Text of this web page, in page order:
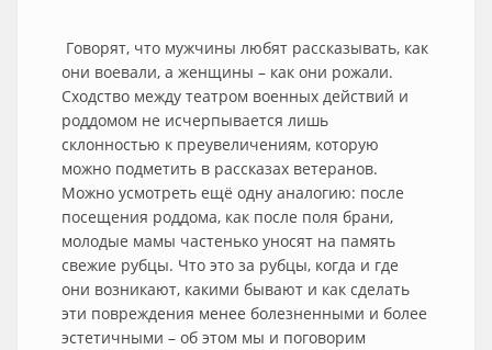
Говорят, что мужчины любят рассказывать, как
они воевали, а женщины – как они рожали.
Сходство между театром военных действий и
роддомом не исчерпывается лишь
склонностью к преувеличениям, которую
можно подметить в рассказах ветеранов.
Можно усмотреть ещё одну аналогию: после
посещения роддома, как после поля брани,
молодые мамы частенько уносят на память
свежие рубцы. Что это за рубцы, когда и где
они возникают, какими бывают и как сделать
эти повреждения менее болезненными и более
эстетичными – об этом мы и поговорим